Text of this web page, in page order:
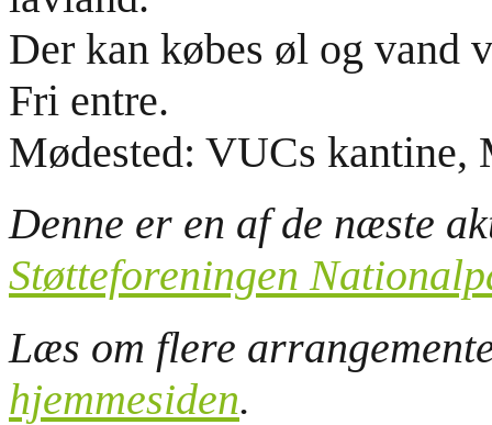
Der kan købes øl og vand
Fri entre.
Mødested: VUCs kantine,
Denne er en af de næste
Støtteforeningen
Læs om flere
hjemmesiden.